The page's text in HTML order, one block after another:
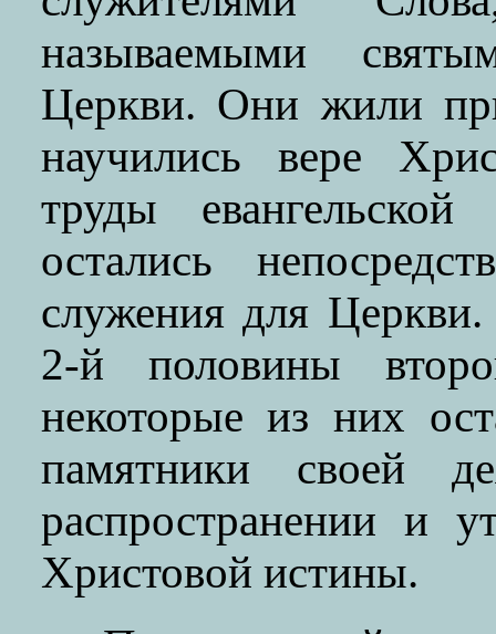
называемыми
Церкви. Они жили
научились вере
труды
остались
служения для
2-й половины
некоторые из них
памятники своей
распространении и
Христовой истины.